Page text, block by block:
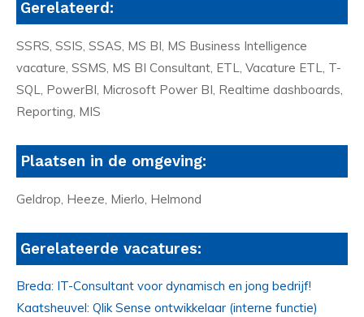
Gerelateerd:
SSRS, SSIS, SSAS, MS BI, MS Business Intelligence
vacature, SSMS, MS BI Consultant, ETL, Vacature ETL, T-
SQL, PowerBI, Microsoft Power BI, Realtime dashboards,
Reporting, MIS
Plaatsen in de omgeving:
Geldrop, Heeze, Mierlo, Helmond
Gerelateerde vacatures:
Breda: IT-Consultant voor dynamisch en jong bedrijf!
Kaatsheuvel: Qlik Sense ontwikkelaar (interne functie)